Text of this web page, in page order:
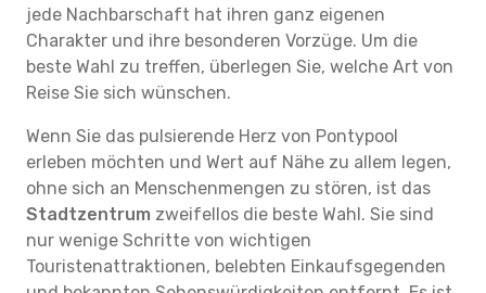
jede Nachbarschaft hat ihren ganz eigenen
Charakter und ihre besonderen Vorzüge. Um die
beste Wahl zu treffen, überlegen Sie, welche Art von
Reise Sie sich wünschen.
Wenn Sie das pulsierende Herz von Pontypool
erleben möchten und Wert auf Nähe zu allem legen,
ohne sich an Menschenmengen zu stören, ist das
Stadtzentrum zweifellos die beste Wahl. Sie sind
nur wenige Schritte von wichtigen
Touristenattraktionen, belebten Einkaufsgegenden